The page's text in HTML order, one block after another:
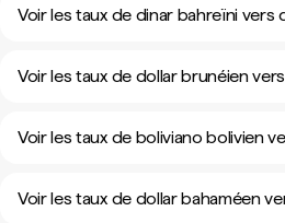
Voir les taux de dinar bahreïni vers
Voir les taux de dollar brunéien
Voir les taux de boliviano bolivien
Voir les taux de dollar bahaméen